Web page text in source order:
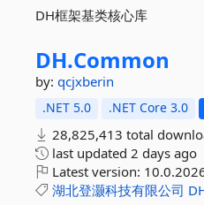
DH框架基类核心库
DH.Common
by: qcjxberin
.NET 5.0 .NET Core 3.0
28,825,413 total
last updated 2 days ago
Latest version:
湖北登灏科技有限公司